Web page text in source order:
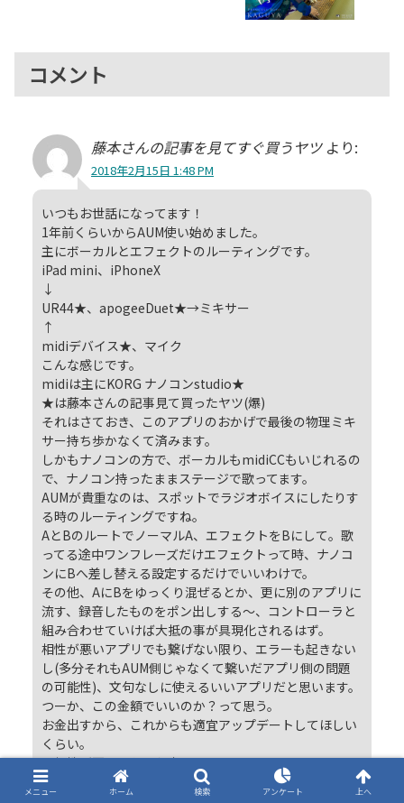
コメント
藤本さんの記事を見てすぐ買うヤツ より:
2018年2月15日 1:48 PM
いつもお世話になってます！
1年前くらいからAUM使い始めました。
主にボーカルとエフェクトのルーティングです。
iPad mini、iPhoneX
↓
UR44★、apogeeDuet★→ミキサー
↑
midiデバイス★、マイク
こんな感じです。
midiは主にKORG ナノコンstudio★
★は藤本さんの記事見て買ったヤツ(爆)
それはさておき、このアプリのおかげで最後の物理ミキ
サー持ち歩かなくて済みます。
しかもナノコンの方で、ボーカルもmidiCCもいじれるの
で、ナノコン持ったままステージで歌ってます。
AUMが貴重なのは、スポットでラジオボイスにしたりす
る時のルーティングですね。
AとBのルートでノーマルA、エフェクトをBにして。歌
ってる途中ワンフレーズだけエフェクトって時、ナノコ
ンにBへ差し替える設定するだけでいいわけで。
その他、AにBをゆっくり混ぜるとか、更に別のアプリに
流す、録音したものをポン出しする〜、コントローラと
組み合わせていけば大抵の事が具現化されるはず。
相性が悪いアプリでも繋げない限り、エラーも起きない
し(多分それもAUM側じゃなくて繋いだアプリ側の問題
の可能性)、文句なしに使えるいいアプリだと思います。
つーか、この金額でいいのか？って思う。
お金出すから、これからも適宜アップデートしてほしい
くらい。
※相性が悪い、という表現について
たまにDSP値がすごく上がって使い物にならないアプリ
メニュー ホーム 検索 アンケート 上へ